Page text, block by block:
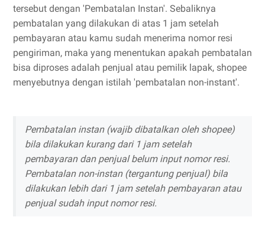
tersebut dengan 'Pembatalan Instan'. Sebaliknya
pembatalan yang dilakukan di atas 1 jam setelah
pembayaran atau kamu sudah menerima nomor resi
pengiriman, maka yang menentukan apakah pembatalan
bisa diproses adalah penjual atau pemilik lapak, shopee
menyebutnya dengan istilah 'pembatalan non-instant'.
Pembatalan instan (wajib dibatalkan oleh shopee)
bila dilakukan kurang dari 1 jam setelah
pembayaran dan penjual belum input nomor resi.
Pembatalan non-instan (tergantung penjual) bila
dilakukan lebih dari 1 jam setelah pembayaran atau
penjual sudah input nomor resi.